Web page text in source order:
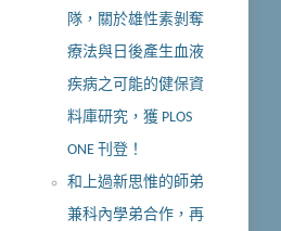
隊，關於雄性素剝奪
療法與日後產生血液
疾病之可能的健保資
料庫研究，獲 PLOS
ONE 刊登！
和上過新思惟的師弟
兼科內學弟合作，再